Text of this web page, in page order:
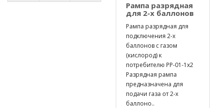
Рампа разрядная
для 2-х баллонов
Рампа разрядная для
подключения 2-х
баллонов с газом
(кислород) к
потребителю РР-01-1х2
Разрядная рампа
предназначена для
подачи газа от 2-х
баллоно..